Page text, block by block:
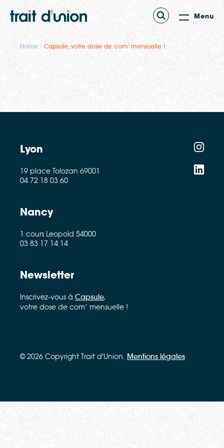
Menu
Home Capsule, votre dose de com’ mensuelle !
Lyon
19 place Tolozan 69001
04 72 18 03 60
Nancy
1 cours Leopold 54000
03 83 17 14 14
Newsletter
Inscrivez-vous à Capsule,
votre dose de com’ mensuelle !
© 2026 Copyright Trait d'Union. Mentions légales